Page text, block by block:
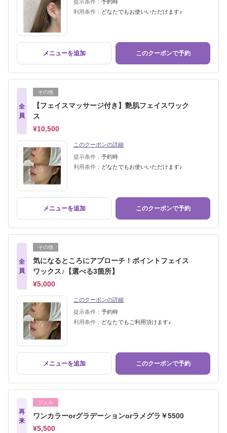
提示条件： 予約時
利用条件： どなたでもお使いいただけます♪
メニューを追加 このクーポンで予約
全
員
その他
【フェイスマッサージ付き】艶肌フェイスワック
ス
¥10,500
このクーポンの詳細
提示条件： 予約時
利用条件： どなたでもお使いいただけます♪
メニューを追加 このクーポンで予約
全
員
その他
気になるところにアプローチ！ポイントフェイス
ワックス♪【選べる3箇所】
¥5,000
このクーポンの詳細
提示条件： 予約時
利用条件： どなたでもご利用頂けます♪
メニューを追加 このクーポンで予約
再
来
ジェル
ワンカラーorグラデーションorラメグラ￥5500
¥5,500